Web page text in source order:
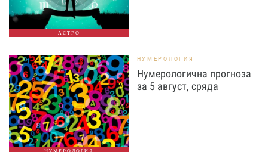
АСТРО
НУМЕРОЛОГИЯ
НУМЕРОЛОГИЯ
Нумерологична прогноза
за 5 август, сряда